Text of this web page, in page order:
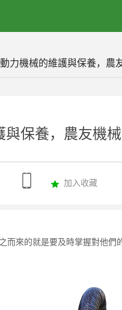
力機械的維護與保養，農
保養，農友機械
加入收藏
而來的就是要及時掌握對他們